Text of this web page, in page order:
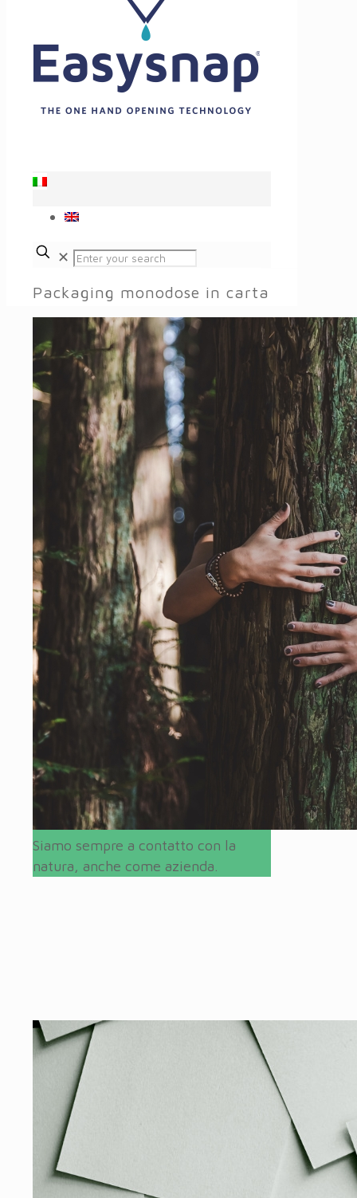
✕
Packaging monodose in carta
Siamo sempre a contatto con la
natura, anche come azienda.